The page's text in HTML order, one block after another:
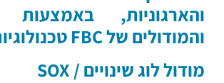
והארגוניות, באמצעות
והמודולים של FBC טכנולוגיות:
מודול לוג שינויים / SOX